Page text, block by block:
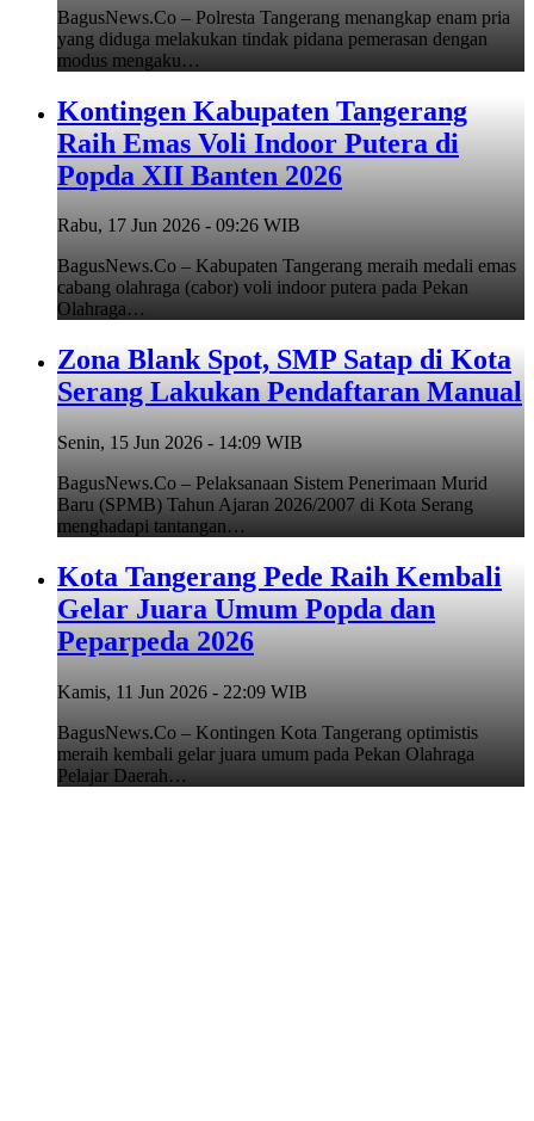
BagusNews.Co – Polresta Tangerang menangkap enam pria
yang diduga melakukan tindak pidana pemerasan dengan
modus mengaku…
Kontingen Kabupaten Tangerang
Raih Emas Voli Indoor Putera di
Popda XII Banten 2026
Rabu, 17 Jun 2026 - 09:26 WIB
BagusNews.Co – Kabupaten Tangerang meraih medali emas
cabang olahraga (cabor) voli indoor putera pada Pekan
Olahraga…
Zona Blank Spot, SMP Satap di Kota
Serang Lakukan Pendaftaran Manual
Senin, 15 Jun 2026 - 14:09 WIB
BagusNews.Co – Pelaksanaan Sistem Penerimaan Murid
Baru (SPMB) Tahun Ajaran 2026/2007 di Kota Serang
menghadapi tantangan…
Kota Tangerang Pede Raih Kembali
Gelar Juara Umum Popda dan
Peparpeda 2026
Kamis, 11 Jun 2026 - 22:09 WIB
BagusNews.Co – Kontingen Kota Tangerang optimistis
meraih kembali gelar juara umum pada Pekan Olahraga
Pelajar Daerah…